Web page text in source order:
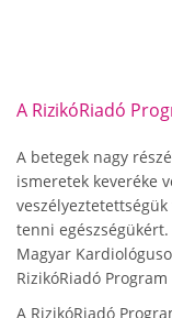
A RizikóRiadó
A betegek nagy
ismeretek keveréke
tenni
Magyar
RizikóRiadó
A RizikóRiadó